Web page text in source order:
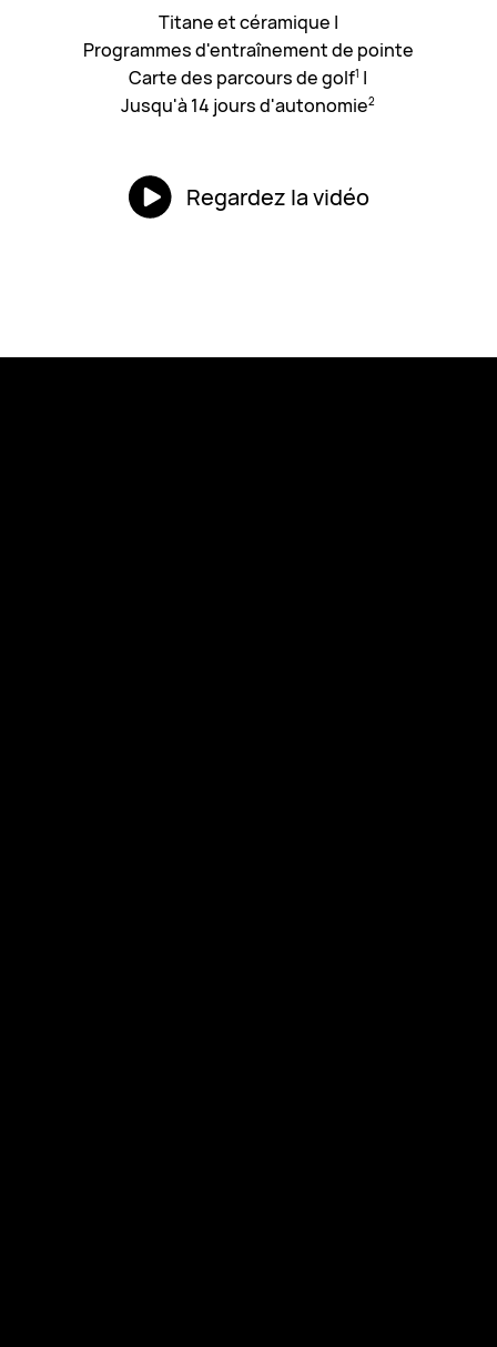
Titane et céramique |
Programmes d'entraînement de pointe
Carte des parcours de golf1 |
Jusqu'à 14 jours d'autonomie2
Regardez la vidéo